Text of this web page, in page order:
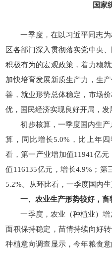
国家
一季度，在以习近平同志
区各部门深入贯彻落实党中央
积极有为的宏观政策，着力稳
加快培育发展新质生产力，生
善，就业形势总体稳定，市场
优，国民经济实现良好开局，发
初步核算，一季度国内生
算，同比增长5.0%，比上年
看，第一产业增加值11941亿
值116135亿元，增长4.9%；第
5.2%。从环比看，一季度国内生
一、农业生产形势较好，畜
一季度，农业（种植业）
面积保持稳定，苗情持续向好
种植意向调查显示，今年粮食